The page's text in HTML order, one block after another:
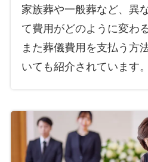
家族葬や一般葬など、異
て費用がどのように変わる
また葬儀費用を支払う方
いても紹介されています。